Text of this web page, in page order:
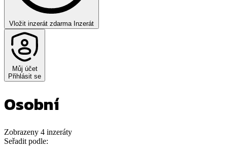
Vložit inzerát zdarma Inzerát
Můj účet
Přihlásit se
Osobní
Zobrazeny 4 inzeráty
Seřadit podle: